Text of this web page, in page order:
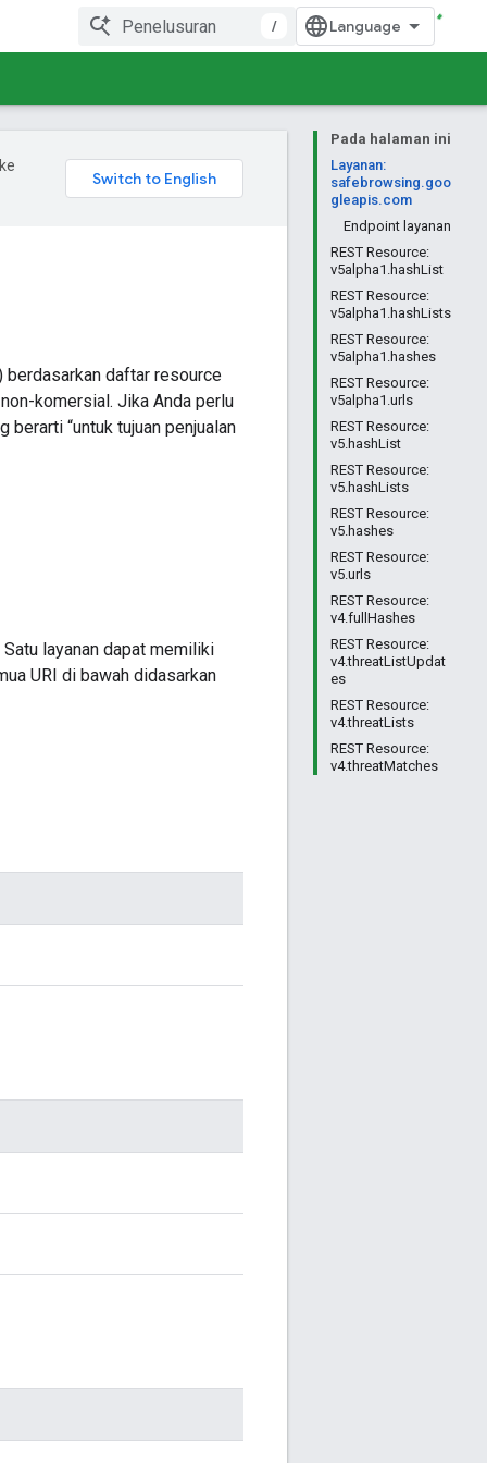
/
Pada halaman ini
Layanan:
safebrowsing.goo
gleapis.com
Endpoint layanan
REST Resource:
v5alpha1.hashList
REST Resource:
v5alpha1.hashLists
REST Resource:
v5alpha1.hashes
REST Resource:
v5alpha1.urls
REST Resource:
v5.hashList
REST Resource:
v5.hashLists
REST Resource:
v5.hashes
REST Resource:
v5.urls
REST Resource:
v4.fullHashes
REST Resource:
v4.threatListUpdat
es
REST Resource:
v4.threatLists
REST Resource:
v4.threatMatches
berdasarkan daftar resource
komersial. Jika Anda perlu
“untuk tujuan penjualan
layanan dapat memiliki
URI di bawah didasarkan